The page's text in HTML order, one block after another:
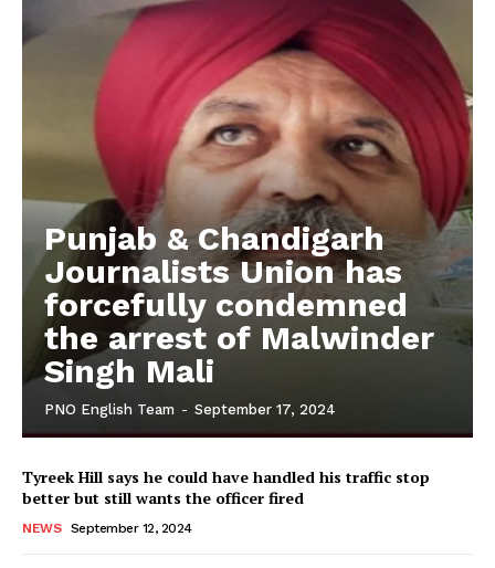
Punjab & Chandigarh
Journalists Union has
forcefully condemned
the arrest of Malwinder
Singh Mali
PNO English Team - September 17, 2024
Tyreek Hill says he could have handled his traffic stop
better but still wants the officer fired
NEWS September 12, 2024